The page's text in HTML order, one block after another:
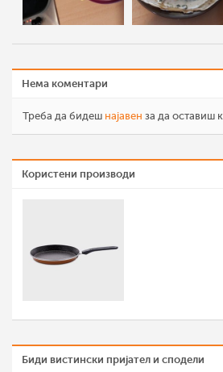
Нема коментари
Треба да бидеш најавен за да оставиш
Користени производи
Биди вистински пријател и сподели